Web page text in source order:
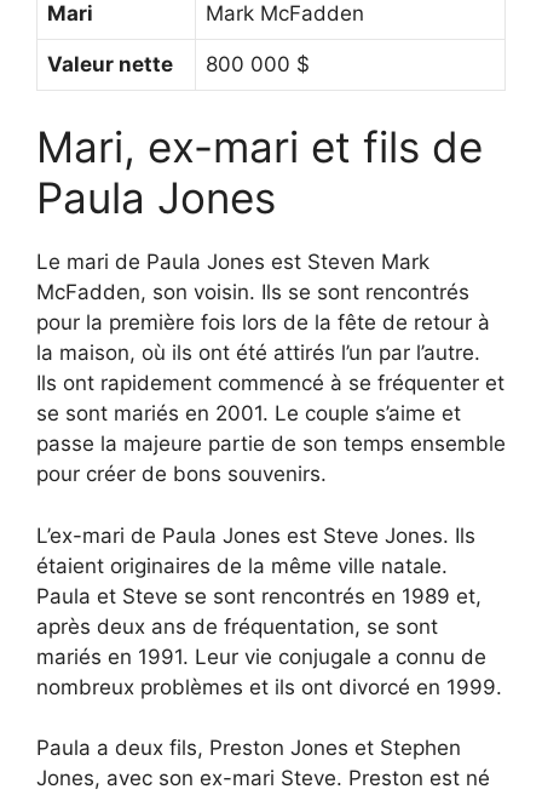
Mari Mark McFadden
Valeur nette 800 000 $
Mari, ex-mari et fils de
Paula Jones
Le mari de Paula Jones est Steven Mark
McFadden, son voisin. Ils se sont rencontrés
pour la première fois lors de la fête de retour à
la maison, où ils ont été attirés l’un par l’autre.
Ils ont rapidement commencé à se fréquenter et
se sont mariés en 2001. Le couple s’aime et
passe la majeure partie de son temps ensemble
pour créer de bons souvenirs.
L’ex-mari de Paula Jones est Steve Jones. Ils
étaient originaires de la même ville natale.
Paula et Steve se sont rencontrés en 1989 et,
après deux ans de fréquentation, se sont
mariés en 1991. Leur vie conjugale a connu de
nombreux problèmes et ils ont divorcé en 1999.
Paula a deux fils, Preston Jones et Stephen
Jones, avec son ex-mari Steve. Preston est né